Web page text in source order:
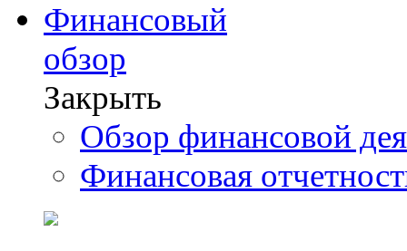
Финансовый
обзор
Закрыть
Обзор финансовой
Финансовая